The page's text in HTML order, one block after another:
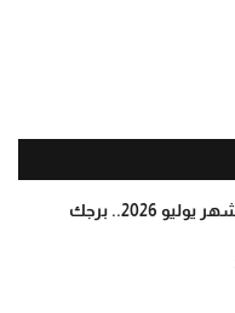
توقعات برج الجدي لشهر يوليو 2026.. برجك